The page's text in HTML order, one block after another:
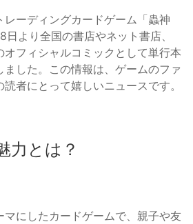
レーディングカードゲーム「蟲神
より全国の書店やネット書店、
オフィシャルコミックとして単行本
した。この情報は、ゲームのファ
者にとって嬉しいニュースです。
力とは？
マにしたカードゲームで、親子や友